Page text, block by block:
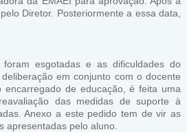
Diretor. Posteriormente a essa data,
esgotadas e as dificuldades do
em conjunto com o docente
de educação, é feita uma
das medidas de suporte à
Anexo a este pedido tem de vir as
apresentadas pelo aluno.